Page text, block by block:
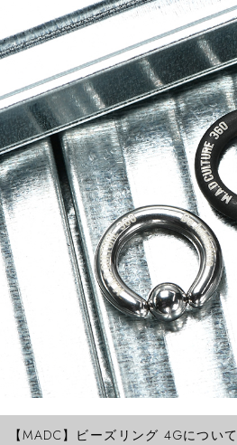
【MADC】ビーズリング 4Gについて